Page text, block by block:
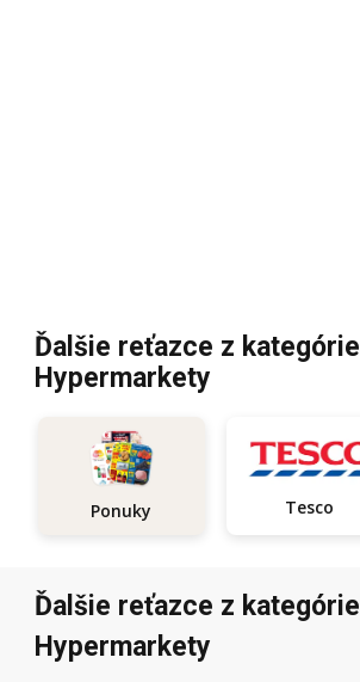
Ďalšie reťazce z kategórie
Hypermarkety
Ponuky Tesco
Ďalšie reťazce z kategórie
Hypermarkety